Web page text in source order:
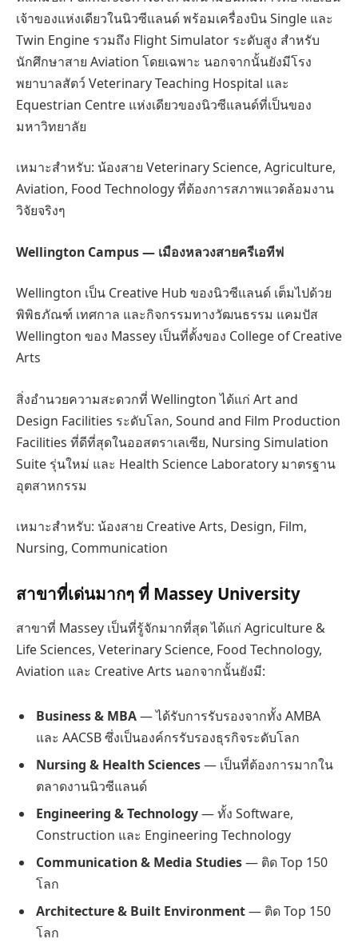
เจ้าของแห่งเดียวในนิวซีแลนด์ พร้อมเครื่องบิน Single และ
Twin Engine รวมถึง Flight Simulator ระดับสูง สำหรับ
นักศึกษาสาย Aviation โดยเฉพาะ นอกจากนั้นยังมีโรง
พยาบาลสัตว์ Veterinary Teaching Hospital และ
Equestrian Centre แห่งเดียวของนิวซีแลนด์ที่เป็นของ
มหาวิทยาลัย
เหมาะสำหรับ: น้องสาย Veterinary Science, Agriculture,
Aviation, Food Technology ที่ต้องการสภาพแวดล้อมงาน
วิจัยจริงๆ
Wellington Campus — เมืองหลวงสายครีเอทีฟ
Wellington เป็น Creative Hub ของนิวซีแลนด์ เต็มไปด้วย
พิพิธภัณฑ์ เทศกาล และกิจกรรมทางวัฒนธรรม แคมปัส
Wellington ของ Massey เป็นที่ตั้งของ College of Creative
Arts
สิ่งอำนวยความสะดวกที่ Wellington ได้แก่ Art and
Design Facilities ระดับโลก, Sound and Film Production
Facilities ที่ดีที่สุดในออสตราเลเซีย, Nursing Simulation
Suite รุ่นใหม่ และ Health Science Laboratory มาตรฐาน
อุตสาหกรรม
เหมาะสำหรับ: น้องสาย Creative Arts, Design, Film,
Nursing, Communication
สาขาที่เด่นมากๆ ที่ Massey University
สาขาที่ Massey เป็นที่รู้จักมากที่สุด ได้แก่ Agriculture &
Life Sciences, Veterinary Science, Food Technology,
Aviation และ Creative Arts นอกจากนั้นยังมี:
Business & MBA— ได้รับการรับรองจากทั้ง AMBA
และ AACSB ซึ่งเป็นองค์กรรับรองธุรกิจระดับโลก
Nursing & Health Sciences— เป็นที่ต้องการมากใน
ตลาดงานนิวซีแลนด์
Engineering & Technology— ทั้ง Software,
Construction และ Engineering Technology
Communication & Media Studies— ติด Top 150
โลก
Architecture & Built Environment— ติด Top 150
โลก